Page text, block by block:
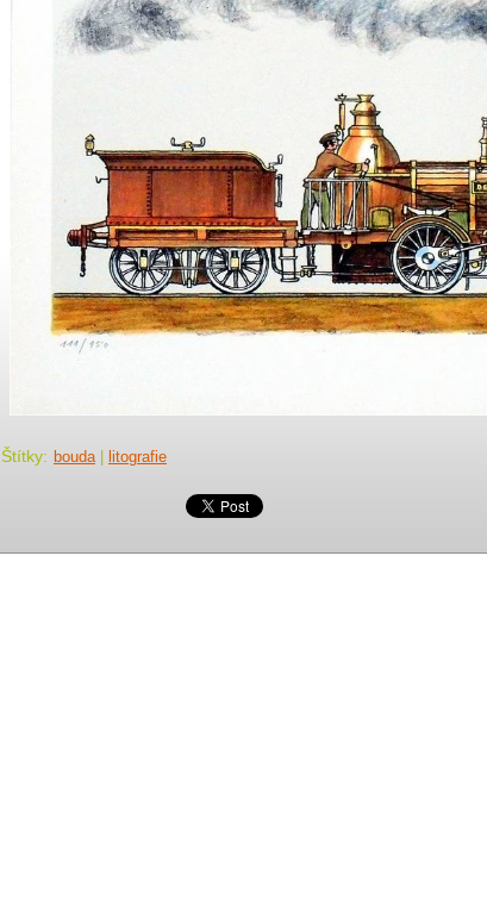
Štítky: bouda litografie